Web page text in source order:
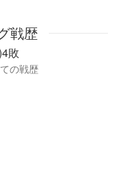
戦歴
敗
の戦歴